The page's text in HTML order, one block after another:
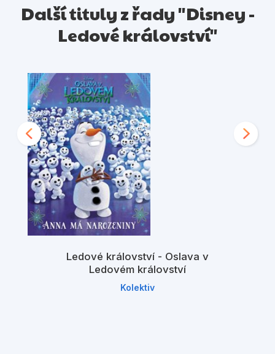
Další tituly z řady "Disney -
Ledové království"
Ledové království - Oslava v
Ledovém království
Kolektiv